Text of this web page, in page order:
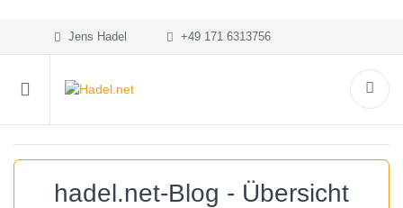
Jens Hadel +49 171 6313756
hadel.net-Blog - Übersicht